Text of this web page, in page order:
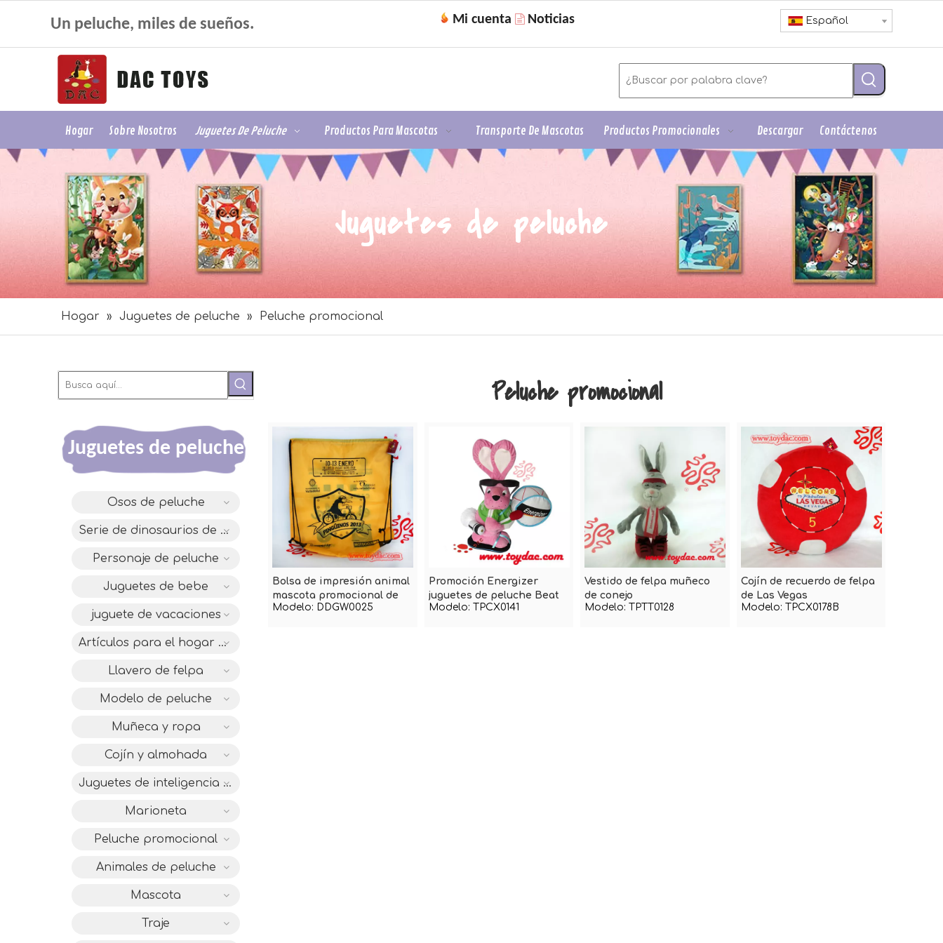
Un peluche, miles de sueños. Mi cuenta  Noticias Español
Hogar Sobre Nosotros Juguetes De Peluche Productos Para Mascotas Transporte De Mascotas Productos Promocionales Descargar Contáctenos
Juguetes de peluche
Hogar » Juguetes de peluche » Peluche promocional
Juguetes de peluche
Osos de peluche
Serie de dinosaurios de diseño original DAC
Personaje de peluche
Juguetes de bebe
juguete de vacaciones
Artículos para el hogar de felpa
Llavero de felpa
Modelo de peluche
Muñeca y ropa
Cojín y almohada
Juguetes de inteligencia IC
Marioneta
Peluche promocional
Animales de peluche
Mascota
Traje
Peluche promocional
Bolsa de impresión animal
mascota promocional de
Comic Company
Modelo: DDGW0025
Promoción Energizer
juguetes de peluche Beat
Drum Rabbit
Modelo: TPCX0141
Vestido de felpa muñeco
de conejo
Modelo: TPTT0128
Cojín de recuerdo de felpa
de Las Vegas
Modelo: TPCX0178B